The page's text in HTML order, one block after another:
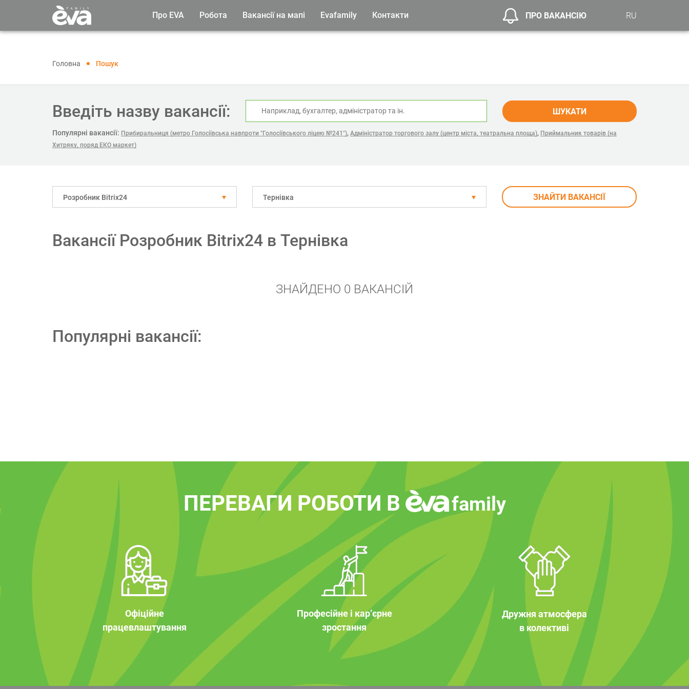
Про EVA Робота Вакансії на мапі Evafamily Контакти ПРО ВАКАНСІЮ RU
Головна Пошук
Введіть назву вакансії: ШУКАТИ
Популярні вакансії: Прибиральниця (метро Голосіївська навпроти "Голосіївського ліцею №241"), Адміністратор торгового залу (центр міста, театральна площа), Приймальник товарів (на
Хитряку, поряд ЕКО маркет)
Розробник Bitrix24 Тернівка ЗНАЙТИ ВАКАНСІЇ
Вакансії Розробник Bitrix24 в Тернівка
ЗНАЙДЕНО 0 ВАКАНСІЙ
Популярні вакансії:
ПЕРЕВАГИ РОБОТИ В family
Офіційне
працевлаштування
Професійне і кар’єрне
зростання
Дружня атмосфера
в колективі